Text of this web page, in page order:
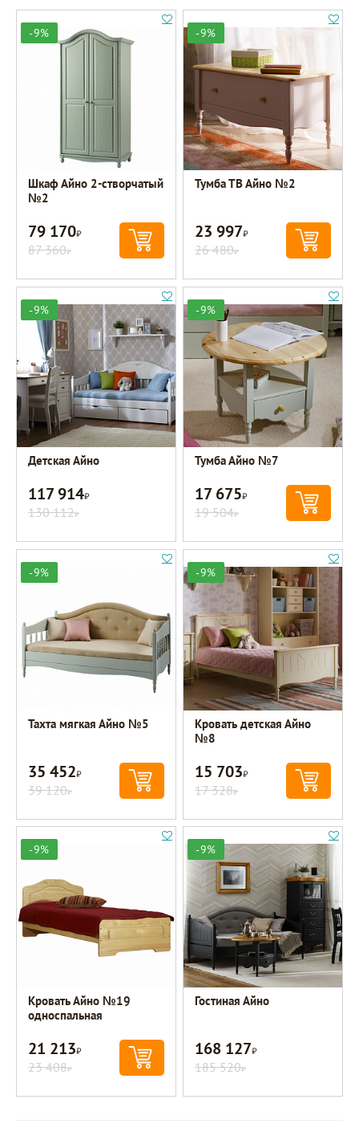
-9%
Шкаф Айно 2-створчатый
№2
79 170Р
87 360Р
-9%
Тумба ТВ Айно №2
23 997Р
26 480Р
-9%
Детская Айно
117 914Р
130 112Р
-9%
Тумба Айно №7
17 675Р
19 504Р
-9%
Тахта мягкая Айно №5
35 452Р
39 120Р
-9%
Кровать детская Айно
№8
15 703Р
17 328Р
-9%
Кровать Айно №19
односпальная
21 213Р
23 408Р
-9%
Гостиная Айно
168 127Р
185 520Р